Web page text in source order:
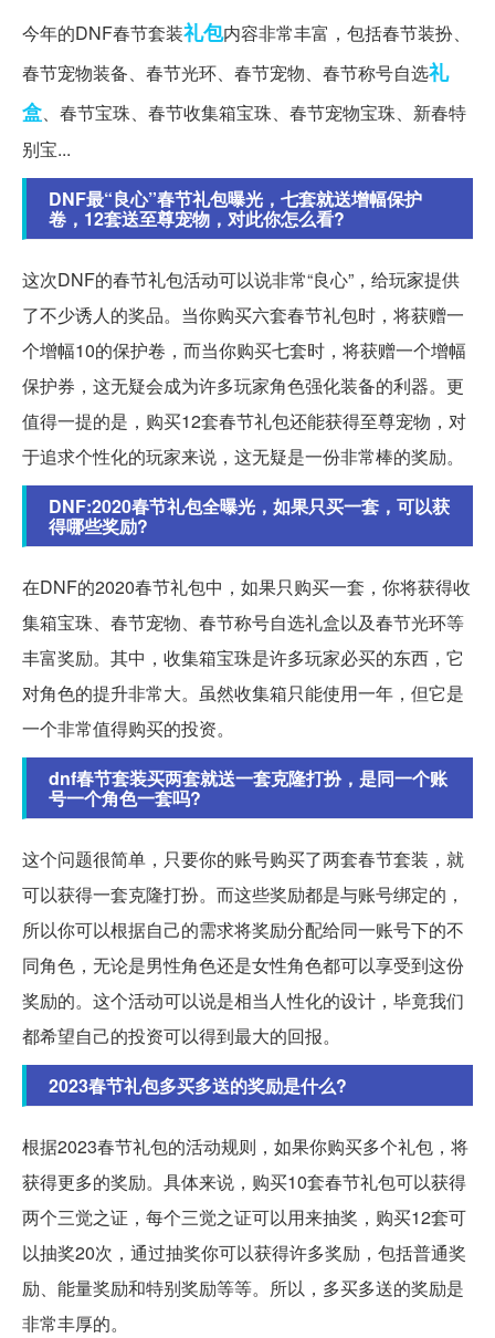
今年的DNF春节套装礼包内容非常丰富，包括春节装扮、
春节宠物装备、春节光环、春节宠物、春节称号自选礼
盒、春节宝珠、春节收集箱宝珠、春节宠物宝珠、新春特
别宝...
DNF最“良心”春节礼包曝光，七套就送增幅保护
卷，12套送至尊宠物，对此你怎么看?
这次DNF的春节礼包活动可以说非常“良心”，给玩家提供
了不少诱人的奖品。当你购买六套春节礼包时，将获赠一
个增幅10的保护卷，而当你购买七套时，将获赠一个增幅
保护券，这无疑会成为许多玩家角色强化装备的利器。更
值得一提的是，购买12套春节礼包还能获得至尊宠物，对
于追求个性化的玩家来说，这无疑是一份非常棒的奖励。
DNF:2020春节礼包全曝光，如果只买一套，可以获
得哪些奖励?
在DNF的2020春节礼包中，如果只购买一套，你将获得收
集箱宝珠、春节宠物、春节称号自选礼盒以及春节光环等
丰富奖励。其中，收集箱宝珠是许多玩家必买的东西，它
对角色的提升非常大。虽然收集箱只能使用一年，但它是
一个非常值得购买的投资。
dnf春节套装买两套就送一套克隆打扮，是同一个账
号一个角色一套吗?
这个问题很简单，只要你的账号购买了两套春节套装，就
可以获得一套克隆打扮。而这些奖励都是与账号绑定的，
所以你可以根据自己的需求将奖励分配给同一账号下的不
同角色，无论是男性角色还是女性角色都可以享受到这份
奖励的。这个活动可以说是相当人性化的设计，毕竟我们
都希望自己的投资可以得到最大的回报。
2023春节礼包多买多送的奖励是什么?
根据2023春节礼包的活动规则，如果你购买多个礼包，将
获得更多的奖励。具体来说，购买10套春节礼包可以获得
两个三觉之证，每个三觉之证可以用来抽奖，购买12套可
以抽奖20次，通过抽奖你可以获得许多奖励，包括普通奖
励、能量奖励和特别奖励等等。所以，多买多送的奖励是
非常丰厚的。